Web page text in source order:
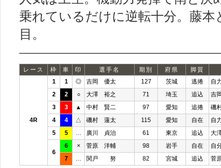
乗れているだけに逆転十分。藤本
目。
レース 枠 車 印 選手名 期別 府県 脚質
4R
1 1 ◎ 吉岡 優太 127 茨城 逃捲
自
2
2 ○ 大澤 裕之 71 埼玉 追込
吉
3
3 ▲ 中村 賢二 97 愛知 追捲
磯
4
4 △ 磯村 蓮太 115 愛知 自在
自
5
5 廣川 貞治 61 東京 追込 大
6
6 × 菅原 洋輔 98 岩手 自在
自
7
関戸 努 82 宮城 追込 菅